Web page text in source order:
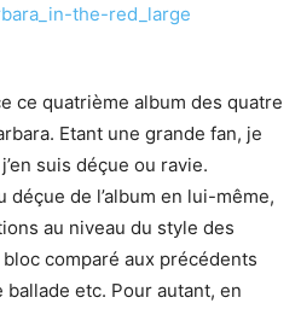
ce quatrième album des quatre
Etant une grande fan, je
suis déçue ou ravie.
déçue de l’album en lui-même,
au niveau du style des
comparé aux précédents
etc. Pour autant, en